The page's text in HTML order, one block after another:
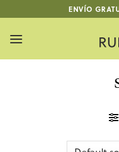
to
content
ENVÍO